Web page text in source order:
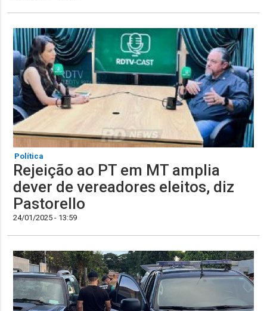
Política
Rejeição ao PT em MT amplia
dever de vereadores eleitos, diz
Pastorello
24/01/2025 - 13:59